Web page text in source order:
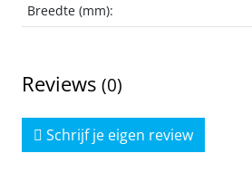
Breedte (mm):
Reviews (0)
Schrijf je eigen review